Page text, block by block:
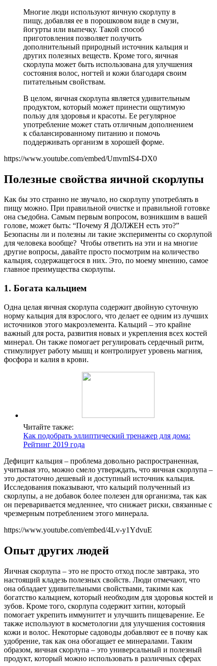
Многие люди используют яичную скорлупу в
пищу, добавляя ее в порошковом виде в смузи,
йогурты или выпечку. Такой способ
приготовления позволяет получить
дополнительный природный источник кальция и
других полезных веществ. Кроме того, яичная
скорлупа может быть использована для улучшения
состояния волос, ногтей и кожи благодаря своим
питательным свойствам.
В целом, яичная скорлупа является удивительным
продуктом, который может принести ощутимую
пользу для здоровья и красоты. Ее регулярное
употребление может стать отличным дополнением
к сбалансированному питанию и помочь
поддерживать организм в хорошей форме.
https://www.youtube.com/embed/UmvmIS4-DX0
Полезные свойства яичной скорлупы
Как бы это странно не звучало, но скорлупу употреблять в
пищу можно. При правильной очистке и правильной готовке
она съедобна. Самым первым вопросом, возникшим в вашей
голове, может быть: “Почему Я ДОЛЖЕН есть это?”
Безопасны ли и полезны ли такие эксперименты со скорлупой
для человека вообще? Чтобы ответить на эти и на многие
другие вопросы, давайте просто посмотрим на количество
кальция, содержащегося в них. Это, по моему мнению, самое
главное преимущества скорлупы.
1. Богата кальцием
Одна целая яичная скорлупа содержит двойную суточную
норму кальция для взрослого, что делает ее одним из лучших
источников этого макроэлемента. Кальций – это крайне
важный для роста, развития новых и укрепления всех костей
минерал. Он также помогает регулировать сердечный ритм,
стимулирует работу мышц и контролирует уровень магния,
фосфора и калия в крови.
Читайте также:
Как подобрать эллиптический тренажер для дома:
Рейтинг 2019 года
Дефицит кальция – проблема довольно распространенная,
учитывая это, можно смело утверждать, что яичная скорлупа –
это достаточно дешевый и доступный источник кальция.
Исследования показывают, что кальций полученный из
скорлупы, а не добавок более полезен для организма, так как
он переваривается медленнее, что снижает риски, связанные с
чрезмерным потреблением этого минерала.
https://www.youtube.com/embed/4Lv-y1YdvuE
Опыт других людей
Яичная скорлупа – это не просто отход после завтрака, это
настоящий кладезь полезных свойств. Люди отмечают, что
она обладает удивительными свойствами, такими как
богатство кальцием, который необходим для здоровья костей и
зубов. Кроме того, скорлупа содержит хитин, который
помогает укрепить иммунитет и улучшить пищеварение. Ее
также используют в косметологии для улучшения состояния
кожи и волос. Некоторые садоводы добавляют ее в почву как
удобрение, так как она обогащает ее минералами. Таким
образом, яичная скорлупа – это универсальный и полезный
продукт, который можно использовать в различных сферах